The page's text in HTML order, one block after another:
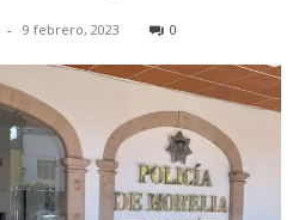
- 9 febrero, 2023 0